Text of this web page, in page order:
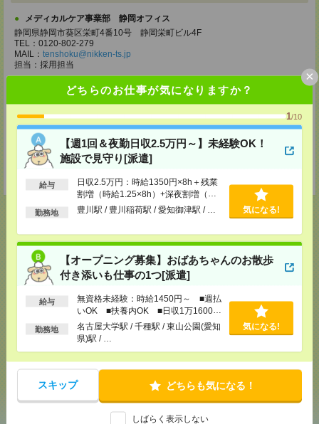
どちらのお仕事が気になりますか？
1/10
【週1回＆夜勤日収2.5万円～】未経験OK！
施設で見守り[派遣]
給与
日収2.5万円：時給1350円×8h＋残業
割増（時給1.25×8h）+深夜割増（時
給0.25×5h）
勤務地 豊川駅 / 豊川稲荷駅 / 愛知御津駅 / … 気になる!
【オープニング募集】おばあちゃんのお散歩
付き添いも仕事の1つ[派遣]
給与
無資格未経験：時給1450円～ ■週払
いOK ■扶養内OK ■日収1万1600円
以上
勤務地
名古屋大学駅 / 千種駅 / 東山公園(愛知
県)駅 / …
気になる!
スキップ どちらも気になる！
しばらく表示しない
×
メディカルケア事業部 静岡オフィス
静岡県静岡市葵区栄町4番10号 静岡栄町ビル4F
TEL：0120-802-279
MAIL： tenshoku@nikken-ts.jp
担当：採用担当
メディカルケア事業部 三島オフィス
tenshoku@nikken-ts.jp
担当：採用担当
登録交通費
応募ページへ
気になる！ 電話応募
メールで送る LINEで送る
シェア